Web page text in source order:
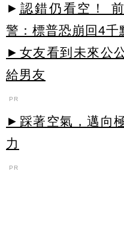
► 認錯仍看空！
警：標普恐崩回4千
►女友看到未來公
給男友
PR
►踩著空氣，邁向
力
PR